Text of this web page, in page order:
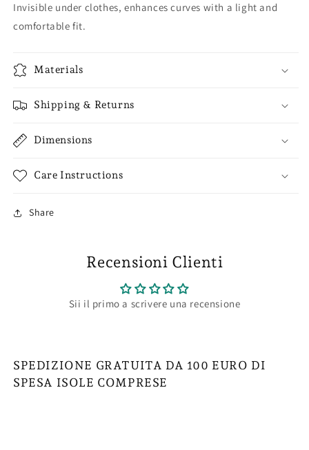
Invisible under clothes, enhances curves with a light and
comfortable fit.
Materials
Shipping & Returns
Dimensions
Care Instructions
Share
Recensioni Clienti
Sii il primo a scrivere una recensione
SPEDIZIONE GRATUITA DA 100 EURO DI
SPESA ISOLE COMPRESE